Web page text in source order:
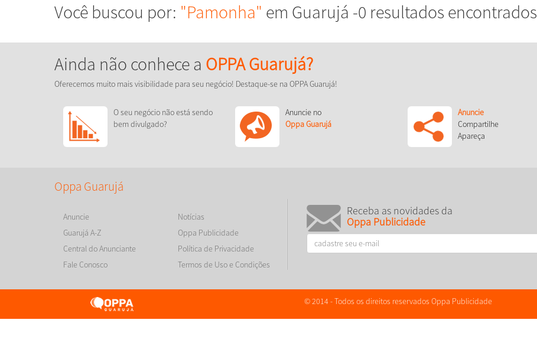
Você buscou por: "Pamonha" em Guarujá -0 resultados encontrados
Ainda não conhece a OPPA Guarujá?
Oferecemos muito mais visibilidade para seu negócio! Destaque-se na OPPA Guarujá!
O seu negócio não está sendo
bem divulgado?
Anuncie no
Oppa Guarujá
Anuncie
Compartilhe
Apareça
Oppa Guarujá
Anuncie
Guarujá A-Z
Central do Anunciante
Fale Conosco
Notícias
Oppa Publicidade
Política de Privacidade
Termos de Uso e Condições
Receba as novidades da
Oppa Publicidade
© 2014 - Todos os direitos reservados Oppa Publicidade